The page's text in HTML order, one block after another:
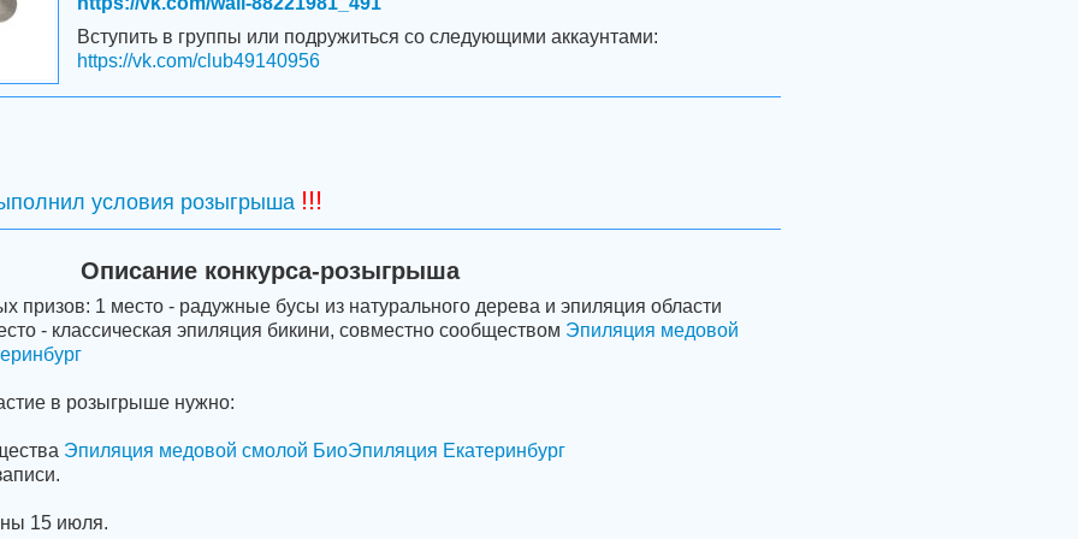
Вступить в группы или подружиться со следующими аккаунтами:
https://vk.com/club49140956
условия розыгрыша !!!
Описание конкурса-розыгрыша
призов: 1 место - радужные бусы из натурального дерева и эпиляция области
- классическая эпиляция бикини, совместно сообществом Эпиляция медовой
в розыгрыше нужно:
Эпиляция медовой смолой БиоЭпиляция Екатеринбург
15 июля.